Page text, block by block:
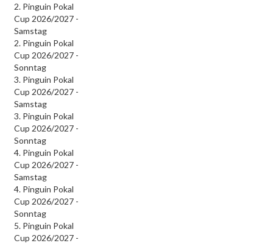
2. Pinguin Pokal
Cup 2026/2027 -
Samstag
2. Pinguin Pokal
Cup 2026/2027 -
Sonntag
3. Pinguin Pokal
Cup 2026/2027 -
Samstag
3. Pinguin Pokal
Cup 2026/2027 -
Sonntag
4. Pinguin Pokal
Cup 2026/2027 -
Samstag
4. Pinguin Pokal
Cup 2026/2027 -
Sonntag
5. Pinguin Pokal
Cup 2026/2027 -